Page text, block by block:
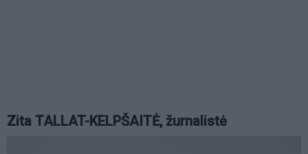
Zita TALLAT-KELPŠAITĖ, žurnalistė